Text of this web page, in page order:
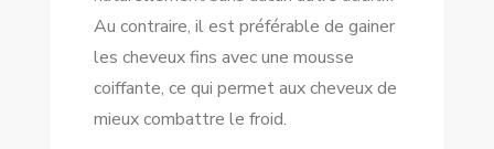
Au contraire, il est préférable de gainer
les cheveux fins avec une mousse
coiffante, ce qui permet aux cheveux de
mieux combattre le froid.